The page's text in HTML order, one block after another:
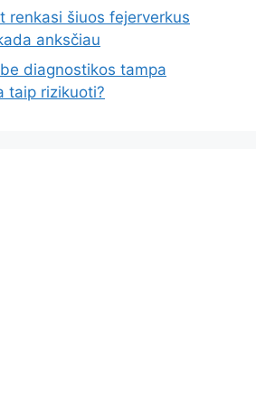
renkasi šiuos fejerverkus
anksčiau
diagnostikos tampa
taip rizikuoti?